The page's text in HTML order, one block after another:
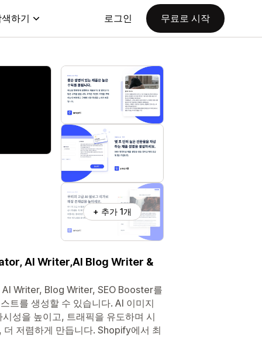
하기 로그인 무료로 시작
+ 추가 1개
AI Writer,AI Blog Writer &
Writer, Blog Writer, SEO Booster를
트를 생성할 수 있습니다. AI 이미지
성을 높이고, 트래픽을 유도하며 시
저렴하게 만듭니다. Shopify에서 최